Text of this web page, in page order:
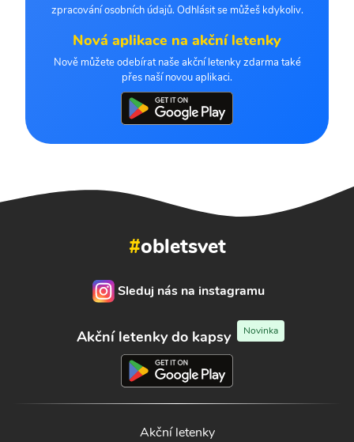
zpracování osobních údajů. Odhlásit se můžeš kdykoliv.
Nová aplikace na akční letenky
Nově můžete odebírat naše akční letenky zdarma také
přes naší novou aplikaci.
#obletsvet
Sleduj nás na instagramu
Akční letenky do kapsy Novinka
Akční letenky